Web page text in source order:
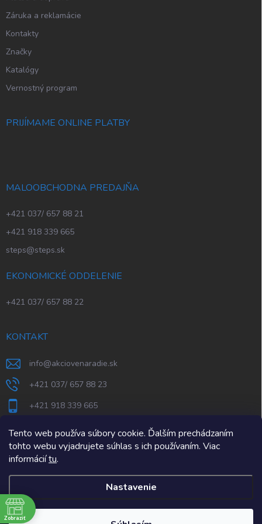
Tento web používa súbory cookie. Ďalším prechádzaním
tohto webu vyjadrujete súhlas s ich používaním. Viac
informáciítu.
Nastavenie
Záruka a reklamácie
Kontakty
Značky
Katalógy
Vernostný program
PRIJÍMAME ONLINE PLATBY
MALOOBCHODNA PREDAJŇA
+421 037/ 657 88 21
+421 918 339 665
steps@steps.sk
EKONOMICKÉ ODDELENIE
+421 037/ 657 88 22
KONTAKT
info@akciovenaradie.sk
+421 037/ 657 88 23
+421 918 339 665
STEPS Nitra
AkcioveNaradie.sk
Zobraziť